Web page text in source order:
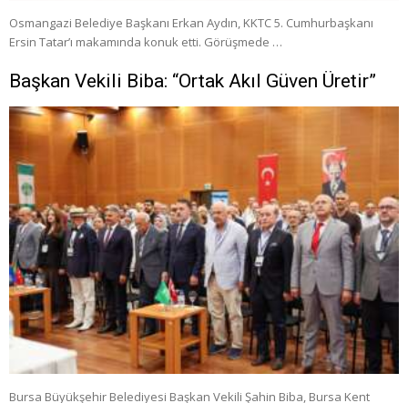
Osmangazi Belediye Başkanı Erkan Aydın, KKTC 5. Cumhurbaşkanı
Ersin Tatar’ı makamında konuk etti. Görüşmede …
Başkan Vekili Biba: “Ortak Akıl Güven Üretir”
Bursa Büyükşehir Belediyesi Başkan Vekili Şahin Biba, Bursa Kent